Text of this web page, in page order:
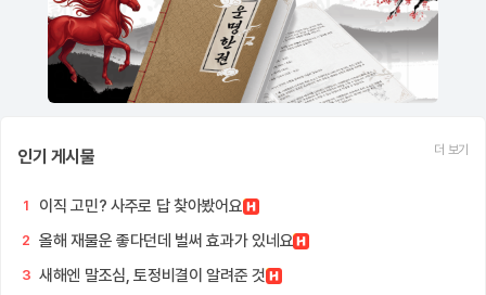
인기 게시물 더 보기
1 이직 고민? 사주로 답 찾아봤어요
2 올해 재물운 좋다던데 벌써 효과가 있네요
3 새해엔 말조심, 토정비결이 알려준 것